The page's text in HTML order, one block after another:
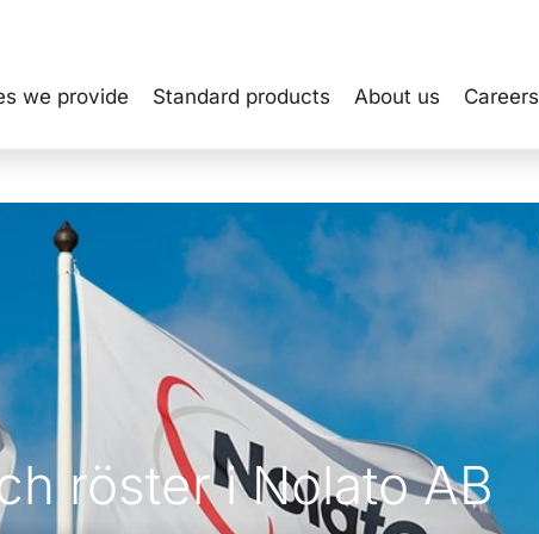
we provide Standard products About us Careers
röster i Nolato AB